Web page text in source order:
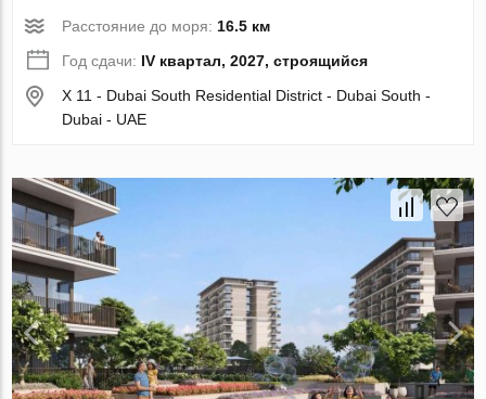
Расстояние до моря:16.5 км
Год сдачи: IV квартал, 2027, строящийся
X 11 - Dubai South Residential District - Dubai South -
Dubai - UAE